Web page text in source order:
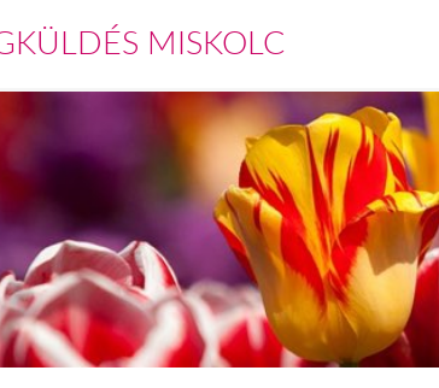
MISKOLC